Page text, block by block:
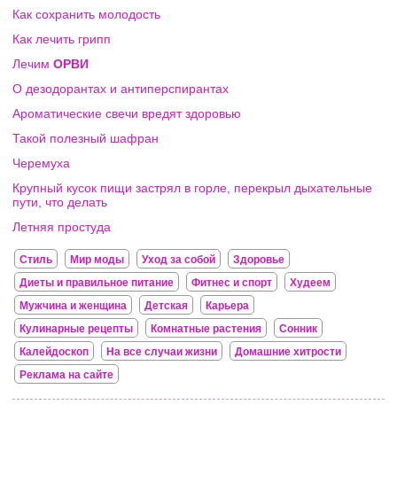
Как сохранить молодость
Как лечить грипп
Лечим ОРВИ
О дезодорантах и антиперспирантах
Ароматические свечи вредят здоровью
Такой полезный шафран
Черемуха
Крупный кусок пищи застрял в горле, перекрыл дыхательные
пути, что делать
Летняя простуда
Стиль Мир моды Уход за собой
Здоровье
Диеты и правильное питание
Фитнес и спорт
Худеем
Мужчина и женщина
Детская
Карьера
Кулинарные рецепты
Комнатные растения
Сонник
Калейдоскоп
На все случаи жизни
Домашние хитрости
Реклама на сайте